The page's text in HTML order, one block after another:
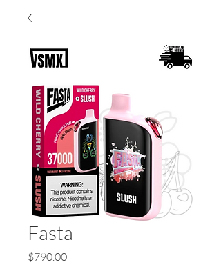
Fasta
$790.00Precio